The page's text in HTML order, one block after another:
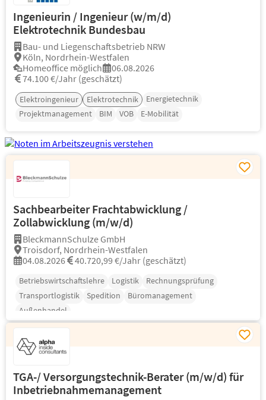
Ingenieurin / Ingenieur (w/m/d)
Elektrotechnik Bundesbau
Bau- und Liegenschaftsbetrieb NRW
Köln, Nordrhein-Westfalen
Homeoffice möglich
06.08.2026
74.100 €/Jahr (geschätzt)
Elektroingenieur Elektrotechnik
Energietechnik
Projektmanagement
BIM VOB E-Mobilität
Sachbearbeiter Frachtabwicklung /
Zollabwicklung (m/w/d)
BleckmannSchulze GmbH
Troisdorf, Nordrhein-Westfalen
04.08.2026
40.720,99 €/Jahr (geschätzt)
Betriebswirtschaftslehre Logistik
Rechnungsprüfung
Transportlogistik
Spedition
Büromanagement
Außenhandel
TGA-/ Versorgungstechnik-Berater (m/w/d) für
Inbetriebnahmemanagement